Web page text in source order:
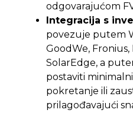
odgovarajućom
Integracija s
povezuje putem
GoodWe,
SolarEdge, a
postaviti
pokretanje ili
prilagođavajući